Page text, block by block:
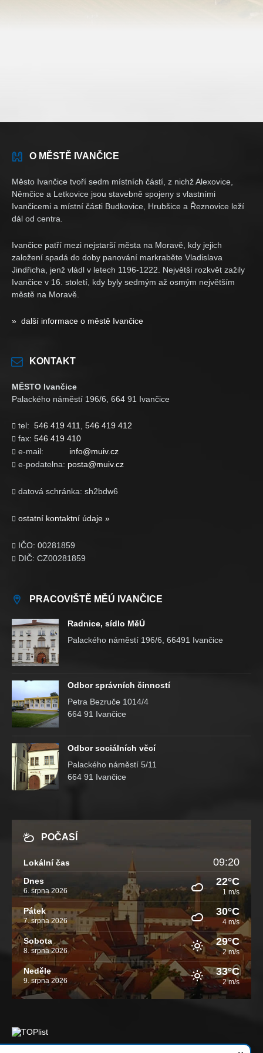
O MĚSTĚ IVANČICE
Město Ivančice tvoří sedm místních částí, z nichž Alexovice,
Němčice a Letkovice jsou stavebně spojeny s vlastními
Ivančicemi a místní části Budkovice, Hrubšice a Řeznovice leží
dál od centra.
Ivančice patří mezi nejstarší města na Moravě, kdy jejich
založení spadá do doby panování markraběte Vladislava
Jindřicha, jenž vládl v letech 1196-1222. Největší rozkvět zažily
Ivančice v 16. století, kdy byly sedmým až osmým největším
městě na Moravě.
» další informace o městě Ivančice
KONTAKT
MĚSTO Ivančice
Palackého náměstí 196/6, 664 91 Ivančice
 tel: 546 419 411 546 419 412
 fax: 546 419 410
 e-mail: info@muiv.cz
 e-podatelna: posta@muiv.cz
 datová schránka: sh2bdw6
 ostatní kontaktní údaje »
 IČO: 00281859
 DIČ: CZ00281859
PRACOVIŠTĚ MĚÚ IVANČICE
Radnice, sídlo MěÚ
Palackého náměstí 196/6, 66491 Ivančice
Odbor správních činností
Petra Bezruče 1014/4
664 91 Ivančice
Odbor sociálních věcí
Palackého náměstí 5/11
664 91 Ivančice
POČASÍ
Lokální čas 09:20
Dnes
6. srpna 2026
22°C
1 m/s
Pátek
7. srpna 2026
30°C
4 m/s
Sobota
8. srpna 2026
29°C
2 m/s
Neděle
9. srpna 2026
33°C
2 m/s